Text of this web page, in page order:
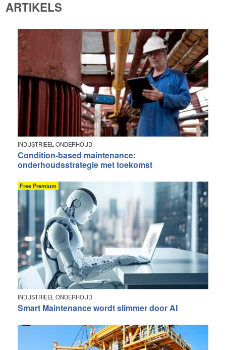
ARTIKELS
INDUSTRIEEL ONDERHOUD
Condition-based maintenance:
onderhoudsstrategie met toekomst
Free Premium
INDUSTRIEEL ONDERHOUD
Smart Maintenance wordt slimmer door AI